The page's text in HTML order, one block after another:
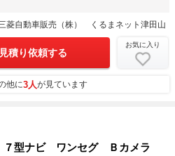
菱自動車販売（株） くるまネット津田山
積り依頼する
お気に入り
他に3人が見ています
型ナビ ワンセグ Ｂカメラ